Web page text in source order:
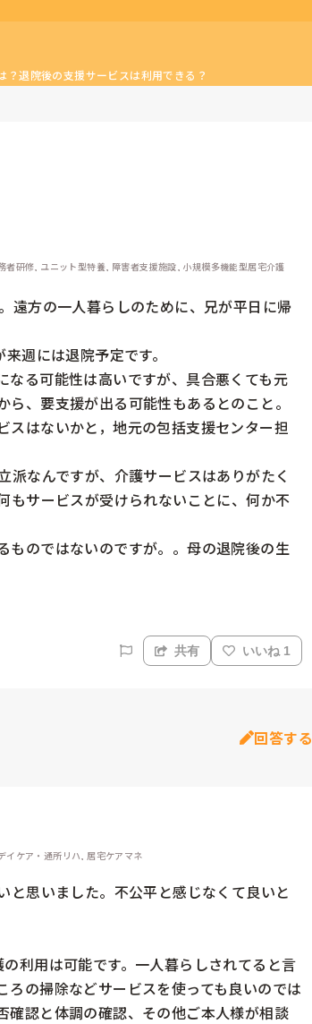
？退院後の支援サービスは利用できる？
研修, ユニット型特養, 障害者支援施設, 小規模多機能型居宅介護
遠方の一人暮らしのために、兄が平日に帰
週には退院予定です。
る可能性は高いですが、具合悪くても元
、要支援が出る可能性もあるとのこと。
はないかと，地元の包括支援センター担
なんですが、介護サービスはありがたく
もサービスが受けられないことに、何か不
ものではないのですが。。母の退院後の生
共有 いいね 1
回答する
イケア・通所リハ, 居宅ケアマネ
と思いました。不公平と感じなくて良いと
利用は可能です。一人暮らしされてると言
の掃除などサービスを使っても良いのでは
確認と体調の確認、その他ご本人様が相談